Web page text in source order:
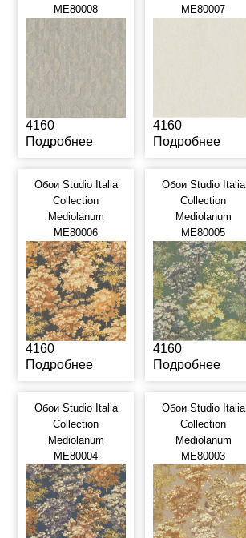
ME80008
4160
Подробнее
ME80007
4160
Подробнее
Обои Studio Italia
Collection
Mediolanum
ME80006
4160
Подробнее
Обои Studio Italia
Collection
Mediolanum
ME80005
4160
Подробнее
Обои Studio Italia
Collection
Mediolanum
ME80004
Обои Studio Italia
Collection
Mediolanum
ME80003